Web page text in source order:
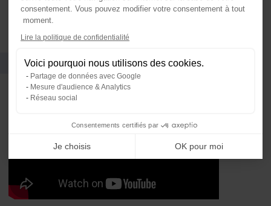
Carnets cousus
Vidéos
consentement. Vous pouvez modifier votre consentement à tout
moment.
Lire la politique de confidentialité
Voici pourquoi nous utilisons des cookies.
Partage de données avec Google
Mesure d'audience & Analytics
Réseau social
Consentements certifiés par
Je choisis OK pour moi
Axeptio consent
Notre plateforme vous permet